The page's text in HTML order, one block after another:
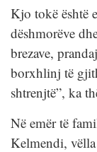
Kjo tokë është
dëshmorëve
brezave,
borxhlinj të
shtrenjtë”, ka
Në emër të
Kelmendi,